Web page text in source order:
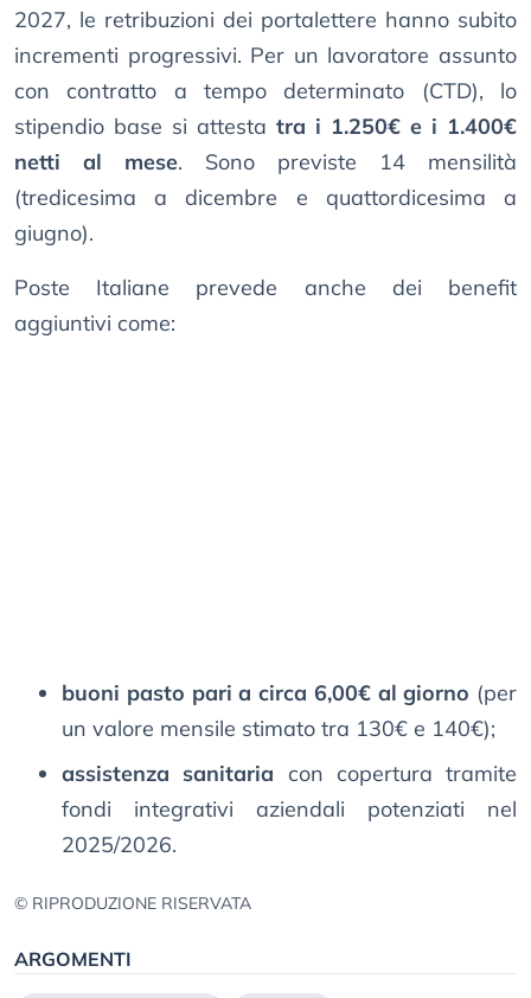
2027, le retribuzioni dei portalettere hanno subito
incrementi progressivi. Per un lavoratore assunto
con contratto a tempo determinato (CTD), lo
stipendio base si attesta tra i 1.250€ e i 1.400€
netti al mese. Sono previste 14 mensilità
(tredicesima a dicembre e quattordicesima a
giugno).
Poste Italiane prevede anche dei benefit
aggiuntivi come:
buoni pasto pari a circa 6,00€ al giorno (per
un valore mensile stimato tra 130€ e 140€);
assistenza sanitaria con copertura tramite
fondi integrativi aziendali potenziati nel
2025/2026.
© RIPRODUZIONE RISERVATA
ARGOMENTI